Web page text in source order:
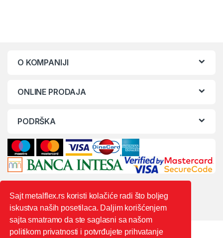
O KOMPANIJI
ONLINE PRODAJA
PODRŠKA
Sajt metalflex.rs koristi kolačiće radi što boljeg
iskustva naših posetilaca. Daljim korišćenjem
sajta smatramo da ste saglasni sa našom
politikom privatnosti i potvrđujete prihvatanje